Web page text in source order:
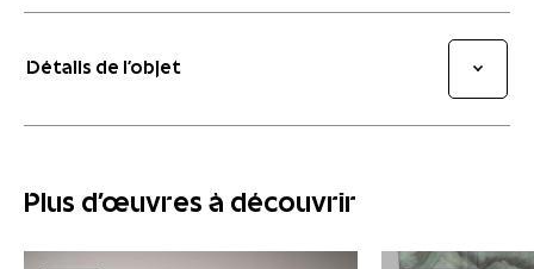
Détails de l’objet
Plus d'œuvres à découvrir